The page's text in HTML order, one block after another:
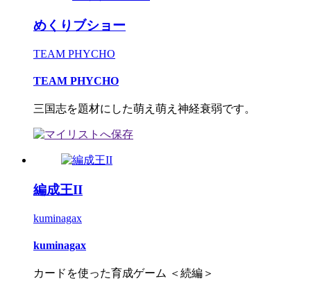
めくりブショー
TEAM PHYCHO
TEAM PHYCHO
三国志を題材にした萌え萌え神経衰弱です。
編成王II
kuminagax
kuminagax
カードを使った育成ゲーム ＜続編＞